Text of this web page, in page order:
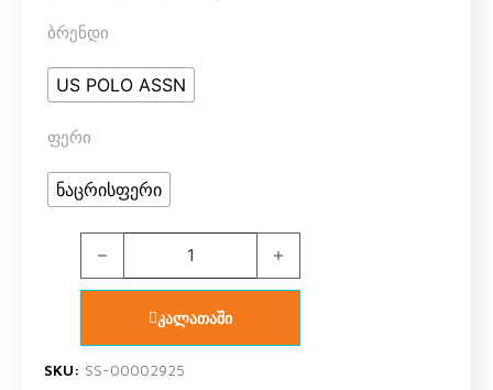
ბრენდი
US POLO ASSN
ფერი
ნაცრისფერი
U.S. Polo Assn. 16604 შორტი (რუხი) quantity
კალათაში
SKU: SS-00002925